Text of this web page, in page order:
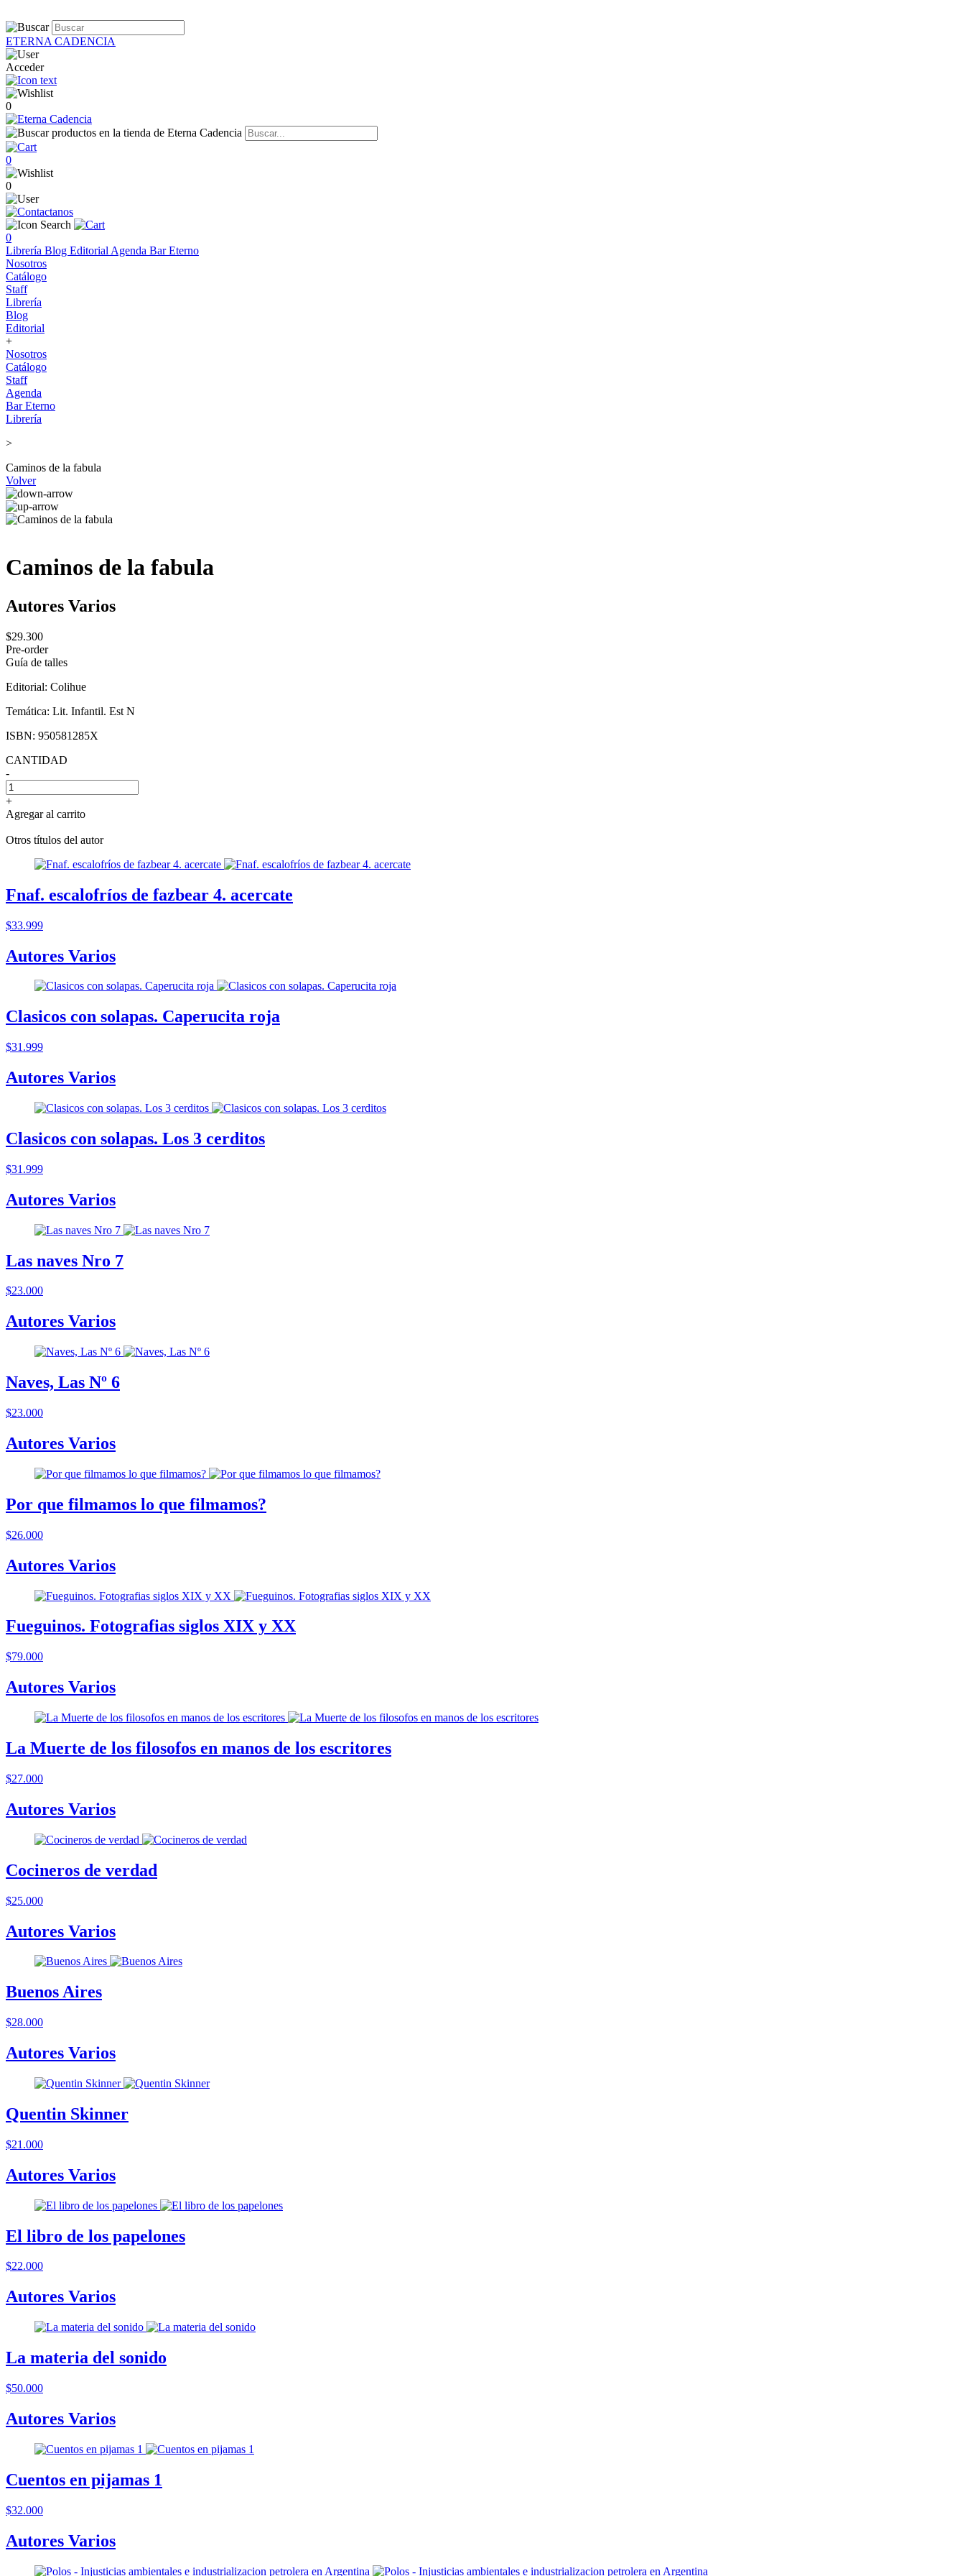
ETERNA CADENCIA
Acceder
0
0
0
0
Librería Blog Editorial Agenda Bar Eterno
Nosotros
Catálogo
Staff
Librería
Blog
Editorial
+
Nosotros
Catálogo
Staff
Agenda
Bar Eterno
Librería
>
Caminos de la fabula
Volver
Caminos de la fabula
Autores Varios
$29.300
Pre-order
Guía de talles
Editorial: Colihue
Temática: Lit. Infantil. Est N
ISBN: 950581285X
CANTIDAD
-
+
Agregar al carrito
Otros títulos del autor
Fnaf. escalofríos de fazbear 4. acercate
$33.999
Autores Varios
Clasicos con solapas. Caperucita roja
$31.999
Autores Varios
Clasicos con solapas. Los 3 cerditos
$31.999
Autores Varios
Las naves Nro 7
$23.000
Autores Varios
Naves, Las Nº 6
$23.000
Autores Varios
Por que filmamos lo que filmamos?
$26.000
Autores Varios
Fueguinos. Fotografias siglos XIX y XX
$79.000
Autores Varios
La Muerte de los filosofos en manos de los escritores
$27.000
Autores Varios
Cocineros de verdad
$25.000
Autores Varios
Buenos Aires
$28.000
Autores Varios
Quentin Skinner
$21.000
Autores Varios
El libro de los papelones
$22.000
Autores Varios
La materia del sonido
$50.000
Autores Varios
Cuentos en pijamas 1
$32.000
Autores Varios